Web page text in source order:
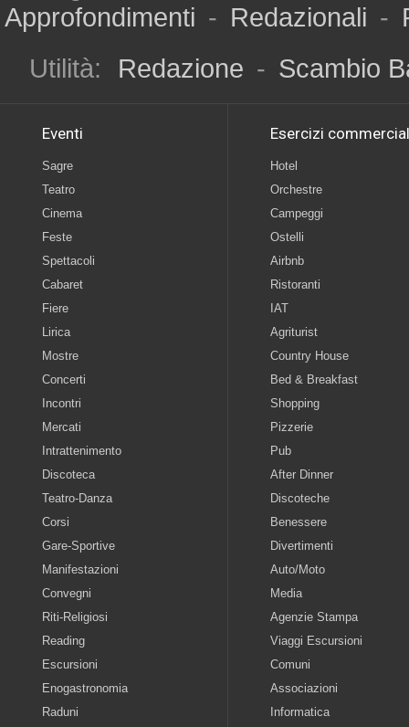
Approfondimenti - Redazionali -
Utilità:
Redazione - Scambio
Eventi
Sagre
Teatro
Cinema
Feste
Spettacoli
Cabaret
Fiere
Lirica
Mostre
Concerti
Incontri
Mercati
Intrattenimento
Discoteca
Teatro-Danza
Corsi
Gare-Sportive
Manifestazioni
Convegni
Riti-Religiosi
Reading
Escursioni
Enogastronomia
Raduni
Esercizi
Hotel
Orchestre
Campeggi
Ostelli
Airbnb
Ristoranti
IAT
Agriturist
Country House
Bed & Breakfast
Shopping
Pizzerie
Pub
After Dinner
Discoteche
Benessere
Divertimenti
Auto/Moto
Media
Agenzie Stampa
Viaggi Escursioni
Comuni
Associazioni
Informatica